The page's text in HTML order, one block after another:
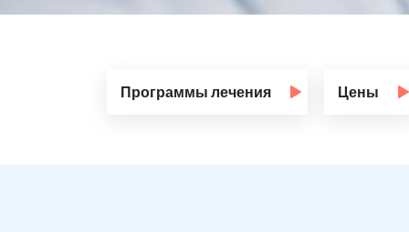
Программы лечения Цены